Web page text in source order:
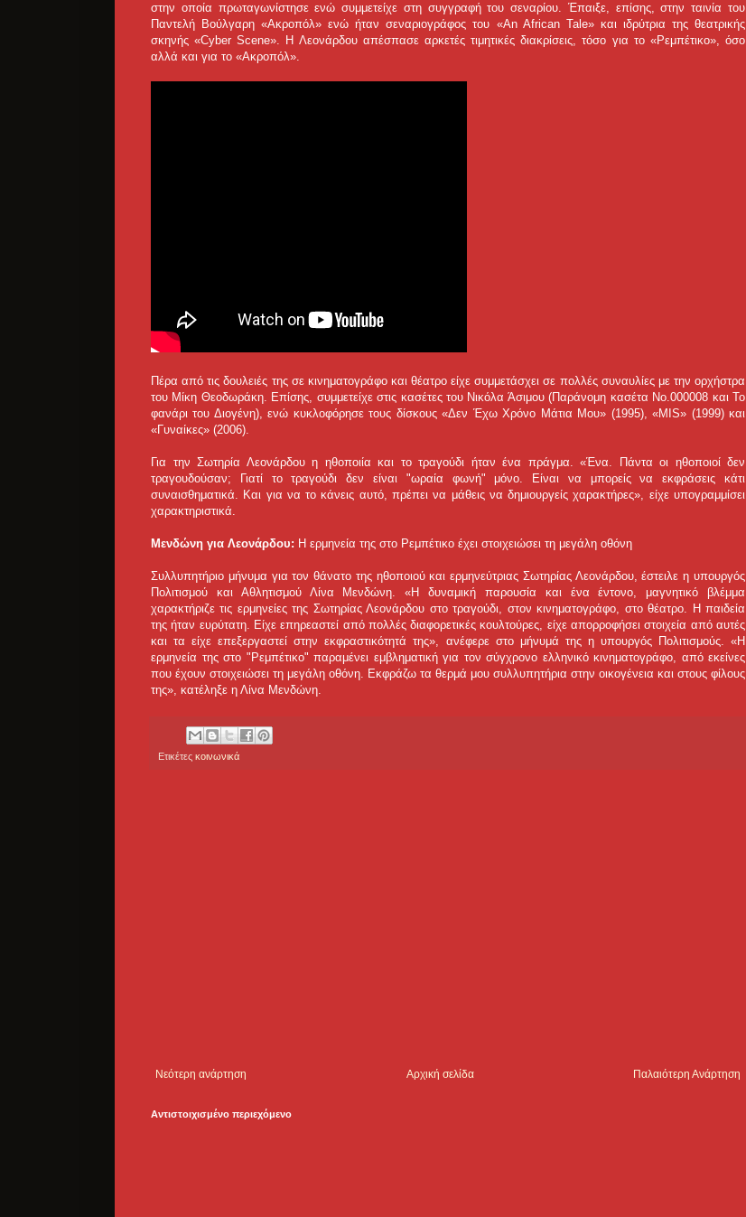
στην οποία πρωταγωνίστησε ενώ συμμετείχε στη συγγραφή του σεναρίου. Έπαιξε, επίσης, στην ταινία του
Παντελή Βούλγαρη «Ακροπόλ» ενώ ήταν σεναριογράφος του «An African Tale» και ιδρύτρια της θεατρικής
σκηνής «Cyber Scene». Η Λεονάρδου απέσπασε αρκετές τιμητικές διακρίσεις, τόσο για το «Ρεμπέτικο», όσο
αλλά και για το «Ακροπόλ».
Πέρα από τις δουλειές της σε κινηματογράφο και θέατρο είχε συμμετάσχει σε πολλές συναυλίες με την ορχήστρα
του Μίκη Θεοδωράκη. Επίσης, συμμετείχε στις κασέτες του Νικόλα Άσιμου (Παράνομη κασέτα Νο.000008 και Το
φανάρι του Διογένη), ενώ κυκλοφόρησε τους δίσκους «Δεν Έχω Χρόνο Μάτια Μου» (1995), «ΜΙS» (1999) και
«Γυναίκες» (2006).
Για την Σωτηρία Λεονάρδου η ηθοποιία και το τραγούδι ήταν ένα πράγμα. «Ένα. Πάντα οι ηθοποιοί δεν
τραγουδούσαν; Γιατί το τραγούδι δεν είναι "ωραία φωνή" μόνο. Είναι να μπορείς να εκφράσεις κάτι
συναισθηματικά. Και για να το κάνεις αυτό, πρέπει να μάθεις να δημιουργείς χαρακτήρες», είχε υπογραμμίσει
χαρακτηριστικά.
Μενδώνη για Λεονάρδου: Η ερμηνεία της στο Ρεμπέτικο έχει στοιχειώσει τη μεγάλη οθόνη
Συλλυπητήριο μήνυμα για τον θάνατο της ηθοποιού και ερμηνεύτριας Σωτηρίας Λεονάρδου, έστειλε η υπουργός
Πολιτισμού και Αθλητισμού Λίνα Μενδώνη. «Η δυναμική παρουσία και ένα έντονο, μαγνητικό βλέμμα
χαρακτήριζε τις ερμηνείες της Σωτηρίας Λεονάρδου στο τραγούδι, στον κινηματογράφο, στο θέατρο. Η παιδεία
της ήταν ευρύτατη. Είχε επηρεαστεί από πολλές διαφορετικές κουλτούρες, είχε απορροφήσει στοιχεία από αυτές
και τα είχε επεξεργαστεί στην εκφραστικότητά της», ανέφερε στο μήνυμά της η υπουργός Πολιτισμούς. «Η
ερμηνεία της στο "Ρεμπέτικο" παραμένει εμβληματική για τον σύγχρονο ελληνικό κινηματογράφο, από εκείνες
που έχουν στοιχειώσει τη μεγάλη οθόνη. Εκφράζω τα θερμά μου συλλυπητήρια στην οικογένεια και στους φίλους
της», κατέληξε η Λίνα Μενδώνη.
Ετικέτες κοινωνικά
Νεότερη ανάρτηση Παλαιότερη Ανάρτηση
Αρχική σελίδα
Αντιστοιχισμένο περιεχόμενο